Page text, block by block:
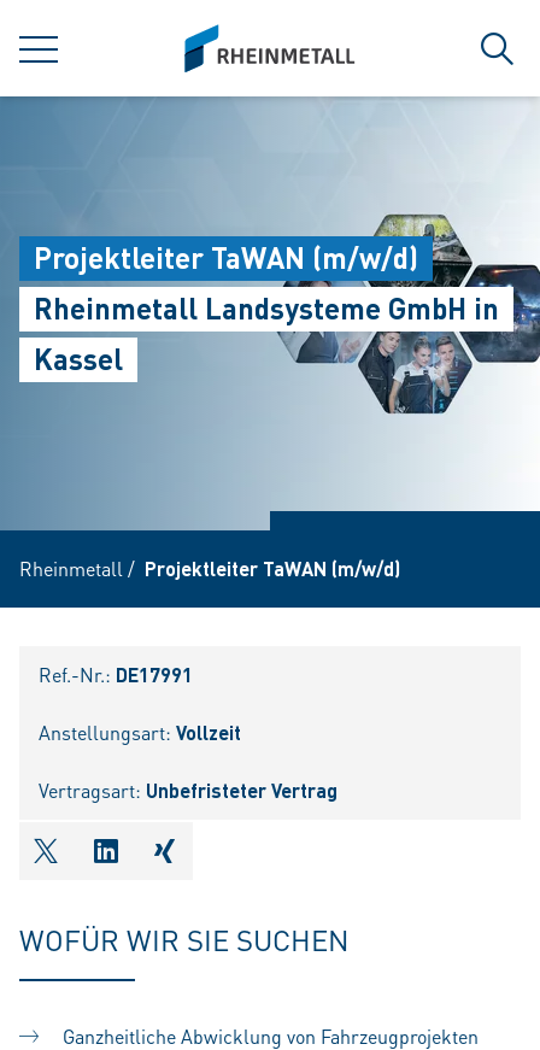
MENÜ
siteLogo
Projektleiter TaWAN (m/w/d)
Rheinmetall Landsysteme GmbH in
Kassel
Rheinmetall / Projektleiter TaWAN (m/w/d)
Ref.-Nr.: DE17991
Anstellungsart: Vollzeit
Vertragsart: Unbefristeter Vertrag
shareOntwitter
shareOnlinkedIn
shareOnxing
WOFÜR WIR SIE SUCHEN
Ganzheitliche Abwicklung von Fahrzeugprojekten